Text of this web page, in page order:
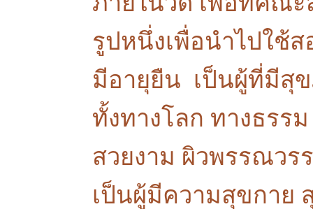
รูปหนึ่งเพื่อนำไปใช้
มีอายุยืน เป็นผู้ที่มีสุ
ทั้งทางโลก ทางธรร
สวยงาม ผิวพรรณวร
เป็นผู้มีความสุขกาย